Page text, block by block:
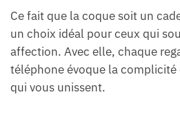
Ce fait que la coque soit un
un choix idéal pour ceux qui
affection. Avec elle, chaque
téléphone évoque la complicité
qui vous unissent.